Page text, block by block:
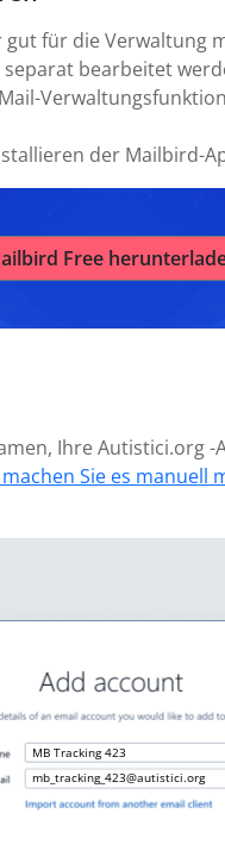
für die Verwaltung
bearbeitet
der Mailbird-
Free
Ihre Autistici.org
Sie es manuell
MB Tracking 423
mb_tracking_423@autistici.org